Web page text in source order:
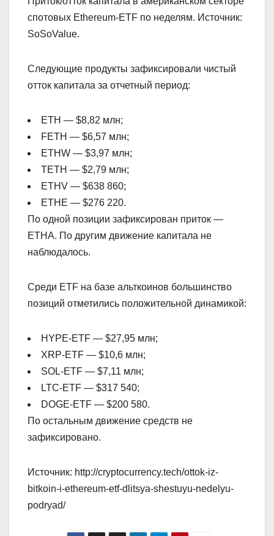
спотовых Ethereum-ETF по неделям. Источник:
SoSoValue.
Следующие продукты зафиксировали чистый
отток капитала за отчетный период:
ETH — $8,82 млн;
FETH — $6,57 млн;
ETHW — $3,97 млн;
TETH — $2,79 млн;
ETHV — $638 860;
ETHE — $276 220.
По одной позиции зафиксирован приток —
ETHA. По другим движение капитала не
наблюдалось.
Среди ETF на базе альткоинов большинство
позиций отметились положительной динамикой:
HYPE-ETF — $27,95 млн;
XRP-ETF — $10,6 млн;
SOL-ETF — $7,11 млн;
LTC-ETF — $317 540;
DOGE-ETF — $200 580.
По остальным движение средств не
зафиксировано.
Источник: http://cryptocurrency.tech/ottok-iz-
bitkoin-i-ethereum-etf-dlitsya-shestuyu-nedelyu-
podryad/